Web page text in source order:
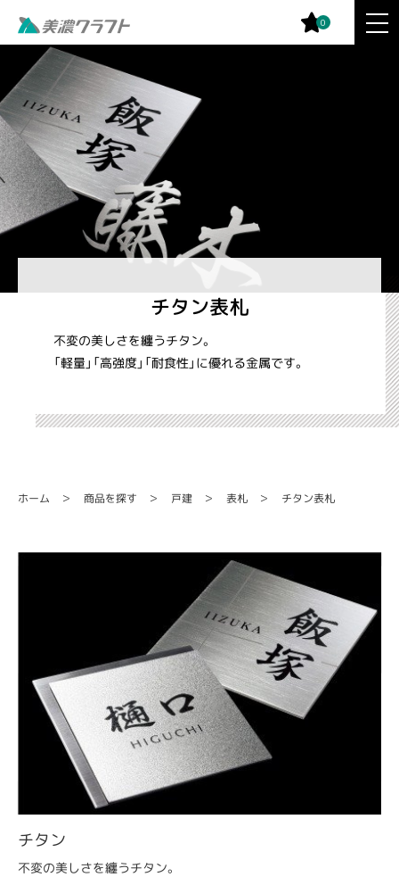
0
チタン表札
不変の美しさを纏うチタン。
「軽量」「高強度」「耐食性」に優れる金属です。
ホーム 商品を探す 戸建 表札 チタン表札
チタン
不変の美しさを纏うチタン。